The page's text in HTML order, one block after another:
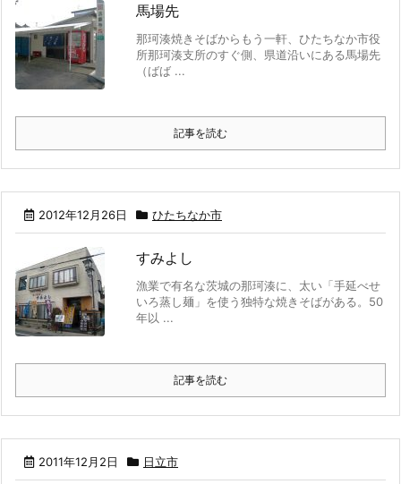
馬場先
那珂湊焼きそばからもう一軒、ひたちなか市役
所那珂湊支所のすぐ側、県道沿いにある馬場先
（ばば ...
記事を読む
2012年12月26日 ひたちなか市
すみよし
漁業で有名な茨城の那珂湊に、太い「手延べせ
いろ蒸し麺」を使う独特な焼きそばがある。50
年以 ...
記事を読む
2011年12月2日 日立市